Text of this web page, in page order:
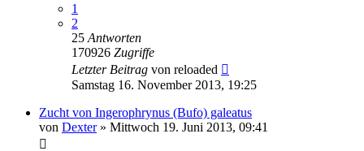
1
2
25 Antworten
170926 Zugriffe
Letzter Beitrag von reloaded
Samstag 16. November 2013, 19:25
Zucht von Ingerophrynus (Bufo) galeatus
von Dexter» Mittwoch 19. Juni 2013, 09:41